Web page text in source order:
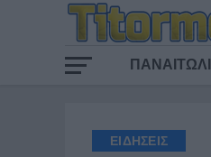
ΕΙΔΗΣΕΙΣ